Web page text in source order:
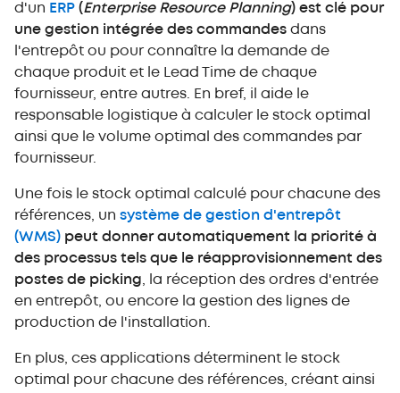
d'un ERP (Enterprise Resource Planning) est clé pour
une gestion intégrée des commandes dans
l'entrepôt ou pour connaître la demande de
chaque produit et le Lead Time de chaque
fournisseur, entre autres. En bref, il aide le
responsable logistique à calculer le stock optimal
ainsi que le volume optimal des commandes par
fournisseur.
Une fois le stock optimal calculé pour chacune des
références, un système de gestion d'entrepôt
(WMS) peut donner automatiquement la priorité à
des processus tels que le réapprovisionnement des
postes de picking , la réception des ordres d'entrée
en entrepôt, ou encore la gestion des lignes de
production de l'installation.
En plus, ces applications déterminent le stock
optimal pour chacune des références, créant ainsi